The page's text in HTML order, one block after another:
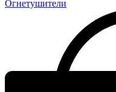
Огнетушители